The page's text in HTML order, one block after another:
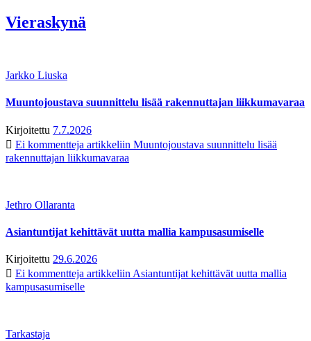
Vieraskynä
Jarkko Liuska
Muuntojoustava suunnittelu lisää rakennuttajan liikkumavaraa
Kirjoitettu 7.7.2026
Ei kommentteja artikkeliin Muuntojoustava suunnittelu lisää
rakennuttajan liikkumavaraa
Jethro Ollaranta
Asiantuntijat kehittävät uutta mallia kampusasumiselle
Kirjoitettu 29.6.2026
Ei kommentteja artikkeliin Asiantuntijat kehittävät uutta mallia
kampusasumiselle
Tarkastaja